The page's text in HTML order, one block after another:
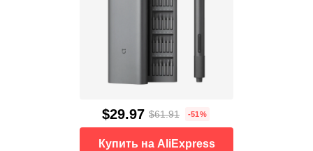
$29.97 $61.91 -51%
Купить на AliExpress